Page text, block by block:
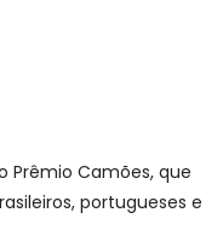
Prêmio Camões, que
portugueses e